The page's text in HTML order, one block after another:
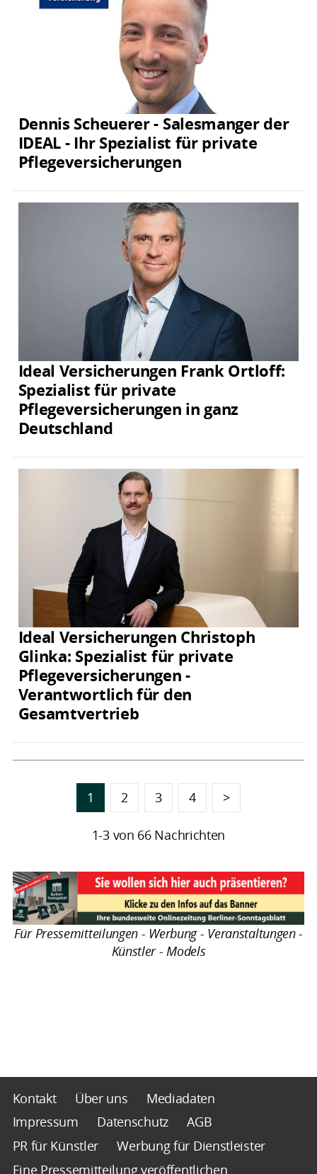
Dennis Scheuerer - Salesmanger der
IDEAL - Ihr Spezialist für private
Pflegeversicherungen
Ideal Versicherungen Frank Ortloff:
Spezialist für private
Pflegeversicherungen in ganz
Deutschland
Ideal Versicherungen Christoph
Glinka: Spezialist für private
Pflegeversicherungen -
Verantwortlich für den
Gesamtvertrieb
1 2 3 4 >
1-3 von 66 Nachrichten
Für Pressemitteilungen - Werbung - Veranstaltungen -
Künstler - Models
Kontakt Über uns
Mediadaten
Impressum
Datenschutz
AGB
PR für Künstler
Werbung für Dienstleister
Eine Pressemitteilung veröffentlichen